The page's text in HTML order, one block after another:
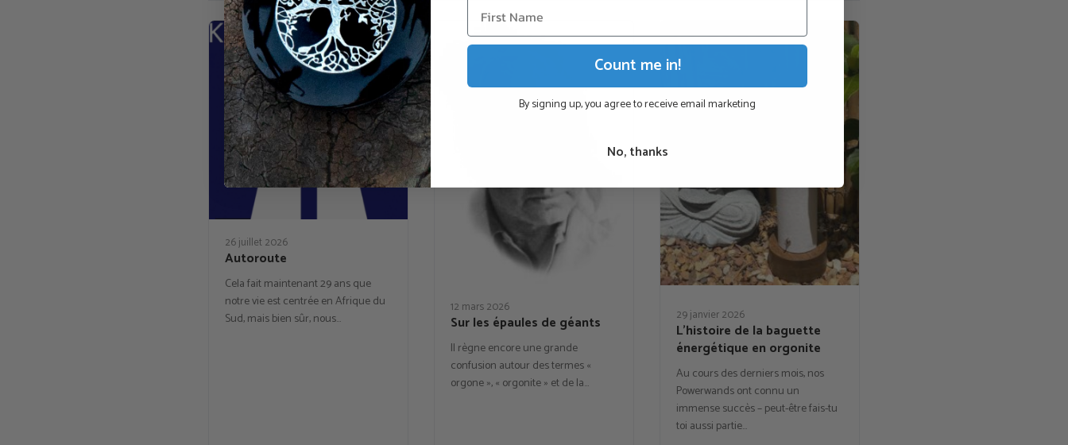
26 juillet 2026
Autoroute
Cela fait maintenant 29 ans que
notre vie est centrée en Afrique du
Sud, mais bien sûr, nous…
12 mars 2026
Sur les épaules de géants
Il règne encore une grande
confusion autour des termes «
orgone », « orgonite » et de la…
29 janvier 2026
L’histoire de la baguette
énergétique en orgonite
Au cours des derniers mois, nos
Powerwands ont connu un
immense succès – peut-être fais-tu
toi aussi partie…
Count me in!
By signing up, you agree to receive email marketing
No, thanks